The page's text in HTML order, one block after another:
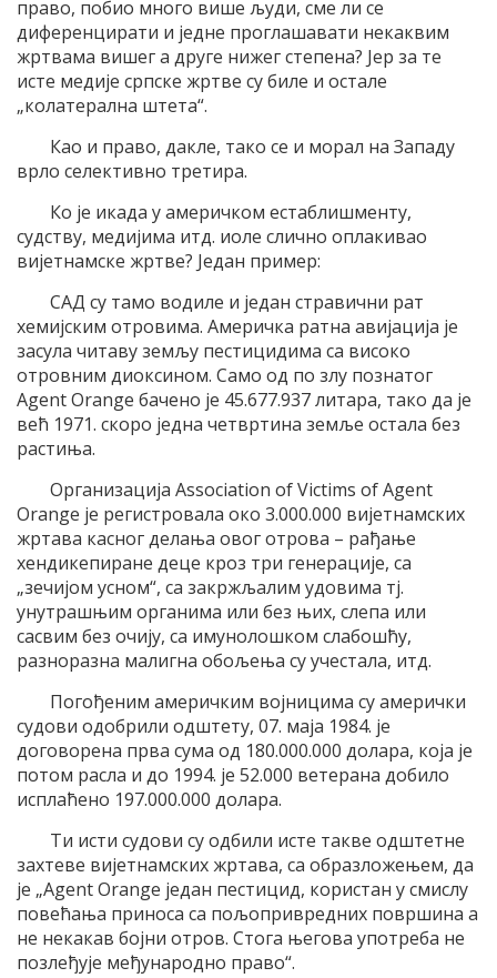
право, побио много више људи, сме ли се
диференцирати и једне проглашавати некаквим
жртвама вишег а друге нижег степена? Јер за те
исте медије српске жртве су биле и остале
„колатерална штета“.
Као и право, дакле, тако се и морал на Западу
врло селективно третира.
Ко је икада у америчком естаблишменту,
судству, медијима итд. иоле слично оплакивао
вијетнамске жртве? Један пример:
САД су тамо водиле и један стравични рат
хемијским отровима. Америчка ратна авијација је
засула читаву земљу пестицидима са високо
отровним диоксином. Само од по злу познатог
Agent Orange бачено је 45.677.937 литара, тако да је
већ 1971. скоро једна четвртина земље остала без
растиња.
Организација Association of Victims of Agent
Orange је регистровала око 3.000.000 вијетнамских
жртава касног делања овог отрова – рађање
хендикепиране деце кроз три генерације, са
„зечијом усном“, са закржљалим удовима тј.
унутрашњим органима или без њих, слепа или
сасвим без очију, са имунолошком слабошћу,
разноразна малигна обољења су учестала, итд.
Погођеним америчким војницима су амерички
судови одобрили одштету, 07. маја 1984. је
договорена прва сума од 180.000.000 долара, која је
потом расла и до 1994. је 52.000 ветерана добило
исплаћено 197.000.000 долара.
Ти исти судови су одбили исте такве одштетне
захтеве вијетнамских жртава, са образложењем, да
је „Agent Orange један пестицид, користан у смислу
повећања приноса са пољопривредних површина а
не некакав бојни отров. Стога његова употреба не
позлеђује међународно право“.